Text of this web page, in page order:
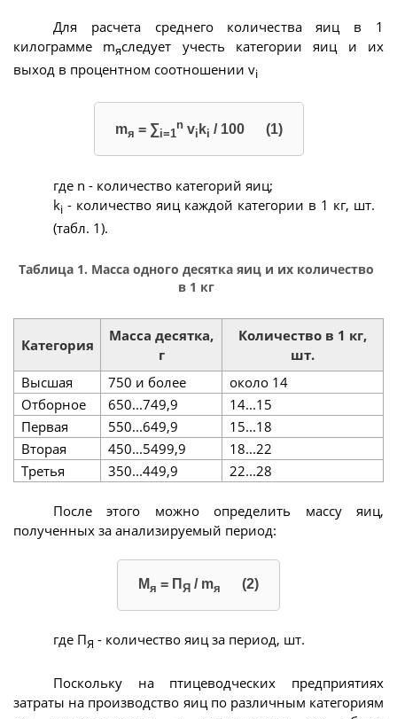
Для расчета среднего количества яиц в 1
килограмме mяследует учесть категории яиц и их
выход в процентном соотношении vi
mя = ∑i=1
nvi ki / 100 (1)
где n - количество категорий яиц;
ki - количество яиц каждой категории в 1 кг, шт.
(табл. 1).
Таблица 1. Масса одного десятка яиц и их количество
в 1 кг
Категория
Масса десятка,
г
Количество в 1 кг,
шт.
Высшая
750 и более
около 14
Отборное
650...749,9
14...15
Первая
550...649,9
15...18
Вторая
450...5499,9
18...22
Третья
350...449,9 22...28
После этого можно определить массу яиц,
полученных за анализируемый период:
Мя = П Я / mя (2)
где ПЯ - количество яиц за период, шт.
Поскольку на птицеводческих предприятиях
затраты на производство яиц по различным категориям